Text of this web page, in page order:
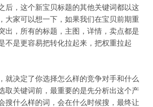
，这个新宝贝标题的其他关键词都以这
大家可以想一下，如果我们在宝贝前期重
出，所有的标题，主图，详情，卖点都是
不是更容易把转化拉起来，把权重拉起
决定了你选择怎么样的竞争对手和什么
取关键词前，最重要的是先分析出这个产
搜什么样的词，会在什么时候搜，最终让